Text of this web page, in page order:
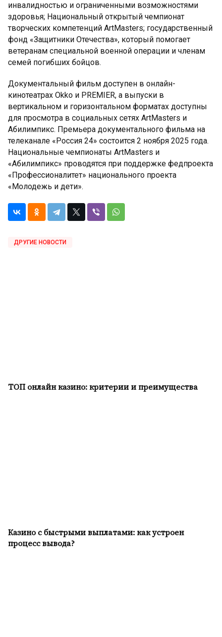
инвалидностью и ограниченными возможностями
здоровья; Национальный открытый чемпионат
творческих компетенций ArtMasters; государственный
фонд «Защитники Отечества», который помогает
ветеранам специальной военной операции и членам
семей погибших бойцов.
Документальный фильм доступен в онлайн-
кинотеатрах Okko и PREMIER, а выпуски в
вертикальном и горизонтальном форматах доступны
для просмотра в социальных сетях ArtMasters и
Абилимпикс. Премьера документального фильма на
телеканале «Россия 24» состоится 2 ноября 2025 года.
Национальные чемпионаты ArtMasters и
«Абилимпикс» проводятся при поддержке федпроекта
«Профессионалитет» национального проекта
«Молодежь и дети».
ДРУГИЕ НОВОСТИ
ТОП онлайн казино: критерии и преимущества
Казино с быстрыми выплатами: как устроен
процесс вывода?